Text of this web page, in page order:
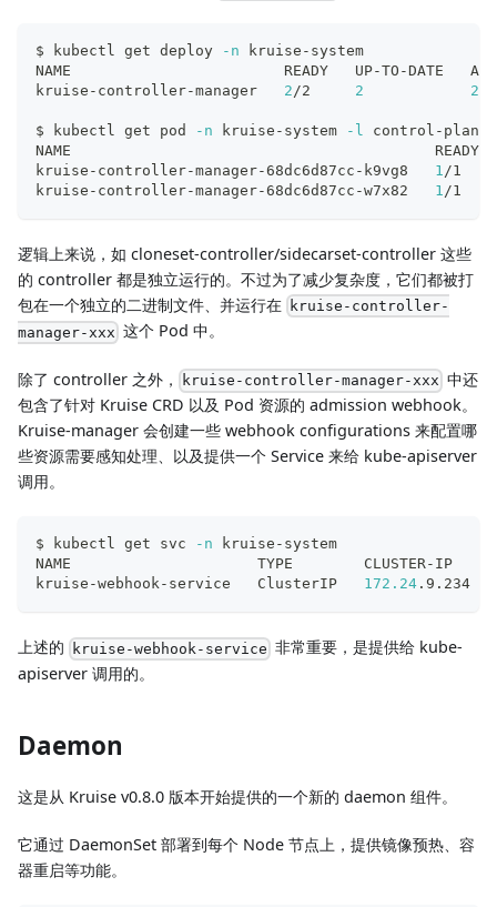
$ kubectl get deploy -n kruise-system
NAME                        READY   UP-TO-DATE
kruise-controller-manager 2 /2 2 2
$ kubectl get pod -n kruise-system -l control-plane
NAME                                         READY
kruise-controller-manager-68dc6d87cc-k9vg8 1 /1
kruise-controller-manager-68dc6d87cc-w7x82 1 /1
逻辑上来说，如 cloneset-controller/sidecarset-controller 这些
的 controller 都是独立运行的。不过为了减少复杂度，它们都被打
包在一个独立的二进制文件、并运行在 kruise-controller-
manager-xxx 这个 Pod 中。
除了 controller 之外， kruise-controller-manager-xxx 中还
包含了针对 Kruise CRD 以及 Pod 资源的 admission webhook。
Kruise-manager 会创建一些 webhook configurations 来配置哪
些资源需要感知处理、以及提供一个 Service 来给 kube-apiserver
调用。
$ kubectl get svc -n kruise-system
NAME                     TYPE        CLUSTER-IP
kruise-webhook-service   ClusterIP 172.24 .9.234
上述的 kruise-webhook-service 非常重要，是提供给 kube-
apiserver 调用的。
Daemon
这是从 Kruise v0.8.0 版本开始提供的一个新的 daemon 组件。
它通过 DaemonSet 部署到每个 Node 节点上，提供镜像预热、容
器重启等功能。